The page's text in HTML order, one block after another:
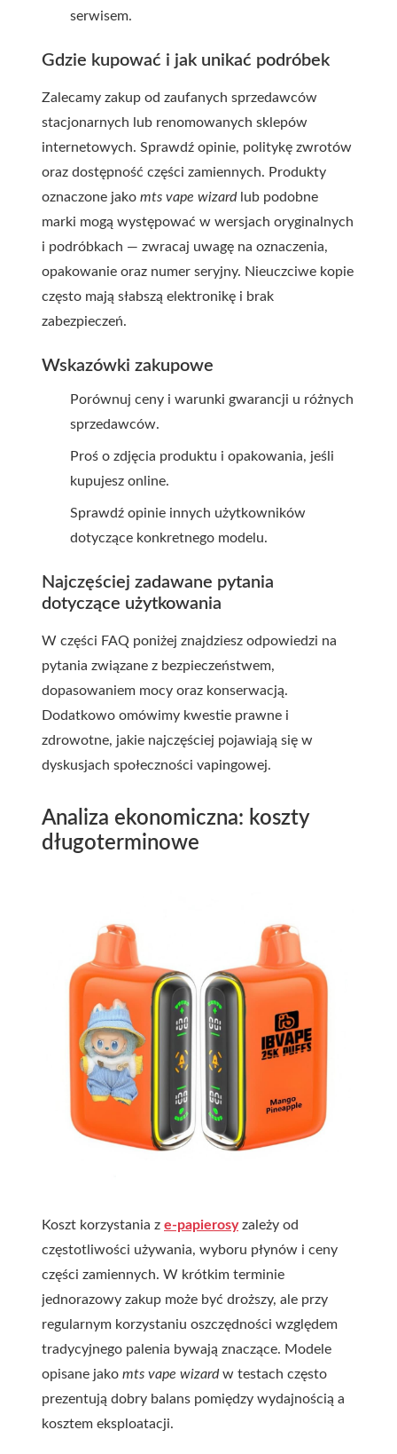
serwisem.
Gdzie kupować i jak unikać podróbek
Zalecamy zakup od zaufanych sprzedawców
stacjonarnych lub renomowanych sklepów
internetowych. Sprawdź opinie, politykę zwrotów
oraz dostępność części zamiennych. Produkty
oznaczone jako mts vape wizardlub podobne
marki mogą występować w wersjach oryginalnych
i podróbkach — zwracaj uwagę na oznaczenia,
opakowanie oraz numer seryjny. Nieuczciwe kopie
często mają słabszą elektronikę i brak
zabezpieczeń.
Wskazówki zakupowe
Porównuj ceny i warunki gwarancji u różnych
sprzedawców.
Proś o zdjęcia produktu i opakowania, jeśli
kupujesz online.
Sprawdź opinie innych użytkowników
dotyczące konkretnego modelu.
Najczęściej zadawane pytania
dotyczące użytkowania
W części FAQ poniżej znajdziesz odpowiedzi na
pytania związane z bezpieczeństwem,
dopasowaniem mocy oraz konserwacją.
Dodatkowo omówimy kwestie prawne i
zdrowotne, jakie najczęściej pojawiają się w
dyskusjach społeczności vapingowej.
Analiza ekonomiczna: koszty
długoterminowe
Koszt korzystania z e-papierosyzależy od
częstotliwości używania, wyboru płynów i ceny
części zamiennych. W krótkim terminie
jednorazowy zakup może być droższy, ale przy
regularnym korzystaniu oszczędności względem
tradycyjnego palenia bywają znaczące. Modele
opisane jako mts vape wizardw testach często
prezentują dobry balans pomiędzy wydajnością a
kosztem eksploatacji.